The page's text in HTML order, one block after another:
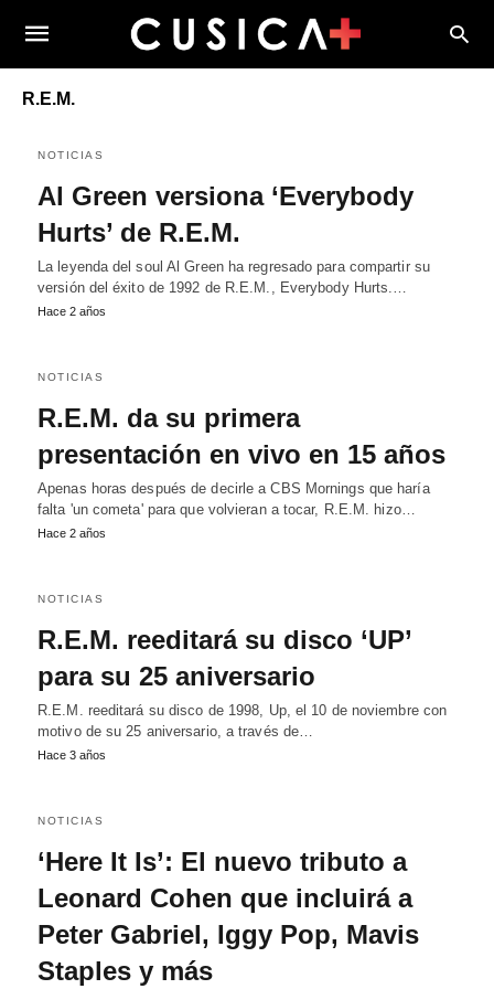
R.E.M.
NOTICIAS
Al Green versiona ‘Everybody
Hurts’ de R.E.M.
La leyenda del soul Al Green ha regresado para compartir su
versión del éxito de 1992 de R.E.M., Everybody Hurts.…
Hace 2 años
NOTICIAS
R.E.M. da su primera
presentación en vivo en 15 años
Apenas horas después de decirle a CBS Mornings que haría
falta 'un cometa' para que volvieran a tocar, R.E.M. hizo…
Hace 2 años
NOTICIAS
R.E.M. reeditará su disco ‘UP’
para su 25 aniversario
R.E.M. reeditará su disco de 1998, Up, el 10 de noviembre con
motivo de su 25 aniversario, a través de…
Hace 3 años
NOTICIAS
‘Here It Is’: El nuevo tributo a
Leonard Cohen que incluirá a
Peter Gabriel, Iggy Pop, Mavis
Staples y más